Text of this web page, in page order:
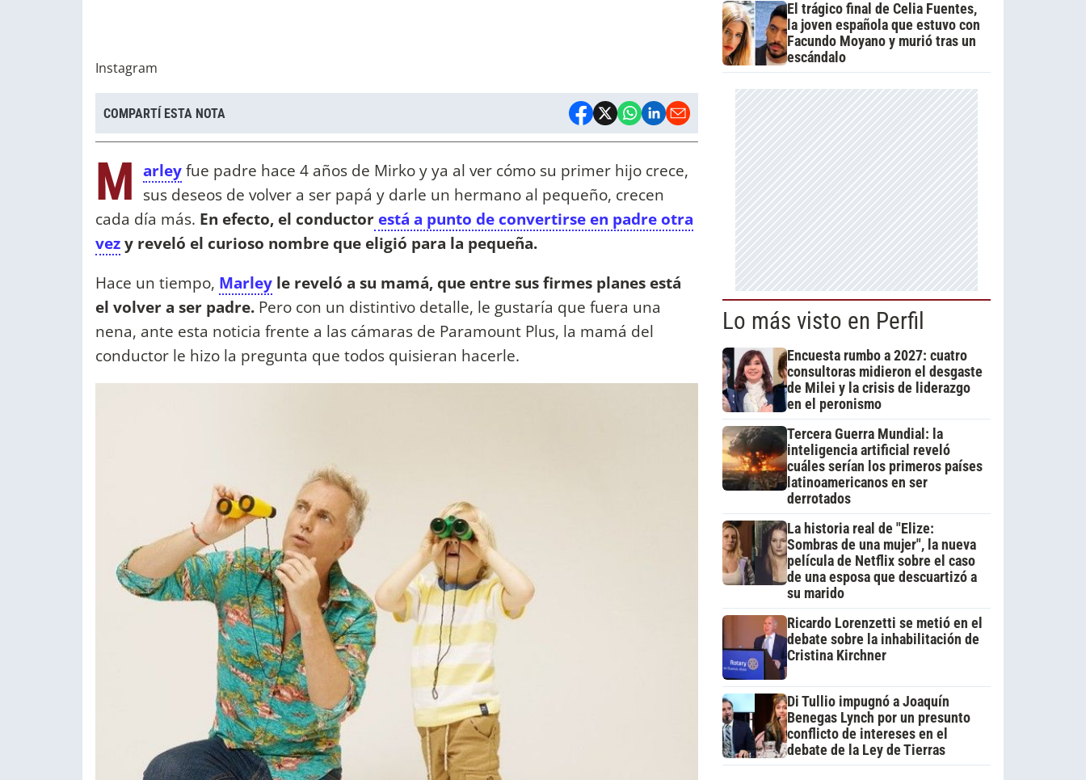
Instagram
COMPARTÍ ESTA NOTA
M arleyfue padre hace 4 años de Mirko y ya al ver cómo su primer hijo crece,
sus deseos de volver a ser papá y darle un hermano al pequeño, crecen
cada día más. En efecto, el conductor está a punto de convertirse en padre otra
vezy reveló el curioso nombre que eligió para la pequeña.
Hace un tiempo, Marley le reveló a su mamá, que entre sus firmes planes está
el volver a ser padre. Pero con un distintivo detalle, le gustaría que fuera una
nena, ante esta noticia frente a las cámaras de Paramount Plus, la mamá del
conductor le hizo la pregunta que todos quisieran hacerle.
El trágico final de Celia Fuentes,
la joven española que estuvo con
Facundo Moyano y murió tras un
escándalo
Lo más visto en Perfil
Encuesta rumbo a 2027: cuatro
consultoras midieron el desgaste
de Milei y la crisis de liderazgo
en el peronismo
Tercera Guerra Mundial: la
inteligencia artificial reveló
cuáles serían los primeros países
latinoamericanos en ser
derrotados
La historia real de "Elize:
Sombras de una mujer", la nueva
película de Netflix sobre el caso
de una esposa que descuartizó a
su marido
Ricardo Lorenzetti se metió en el
debate sobre la inhabilitación de
Cristina Kirchner
Di Tullio impugnó a Joaquín
Benegas Lynch por un presunto
conflicto de intereses en el
debate de la Ley de Tierras